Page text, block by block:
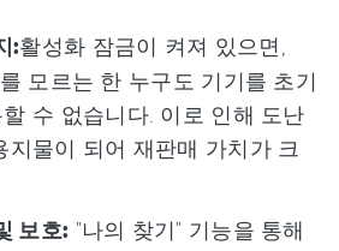
:활성화 잠금이 켜져 있으면,
모르는 한 누구도 기기를 초기
수 없습니다. 이로 인해 도난
지물이 되어 재판매 가치가 크
보호: "나의 찾기" 기능을 통해